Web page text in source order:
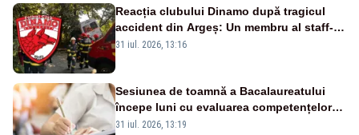
Reacția clubului Dinamo după tragicul
accident din Argeș: Un membru al staff-
ului medical a murit, antrenorul Adrian
31 iul. 2026, 13:16
Sesiunea de toamnă a Bacalaureatului
începe luni cu evaluarea competențelor
orale la Limba română
31 iul. 2026, 13:19